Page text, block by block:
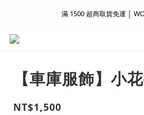
滿 1500 超商取貨免運 │
滿 1500 超商取貨免運 │
【車庫服飾】小
NT$1,500